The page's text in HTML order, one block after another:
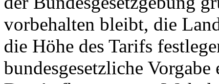
vorbehalten bleibt, die
die Höhe des Tarifs
bundesgesetzliche